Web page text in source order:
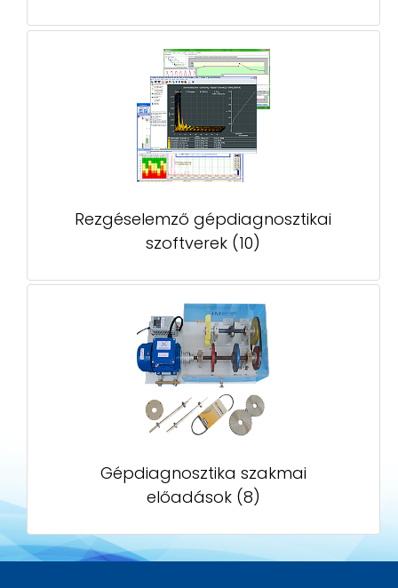
Rezgéselemző gépdiagnosztikai
szoftverek (10)
Gépdiagnosztika szakmai
előadások (8)